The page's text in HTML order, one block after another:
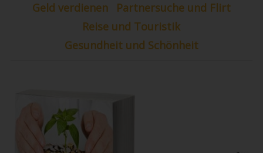
Geld verdienen
Partnersuche und Flirt
Reise und Touristik
Gesundheit und Schönheit